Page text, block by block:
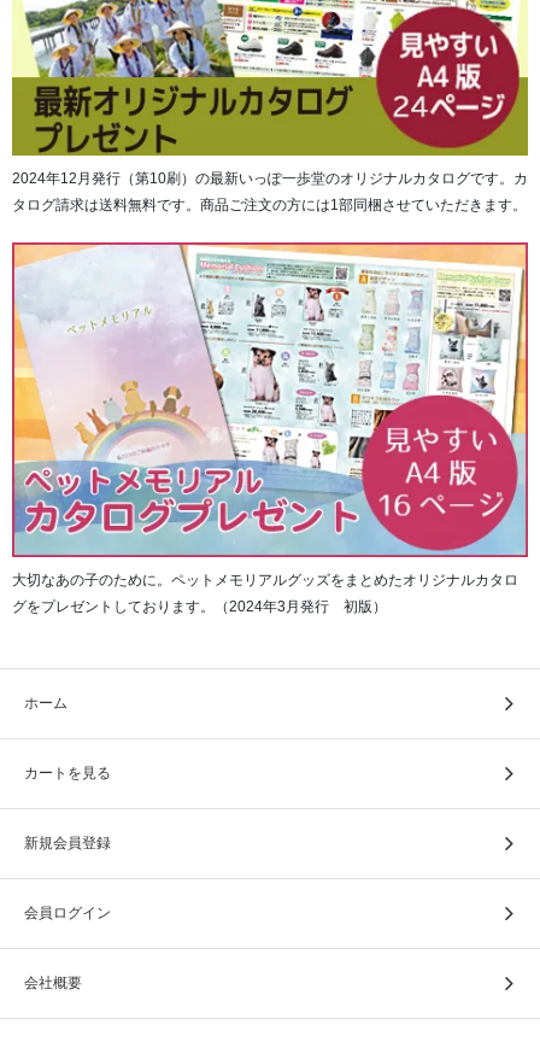
2024年12月発行（第10刷）の最新いっぽ一歩堂のオリジナルカタログです。カ
タログ請求は送料無料です。商品ご注文の方には1部同梱させていただきます。
大切なあの子のために。ペットメモリアルグッズをまとめたオリジナルカタロ
グをプレゼントしております。（2024年3月発行 初版）
ホーム
カートを見る
新規会員登録
会員ログイン
会社概要